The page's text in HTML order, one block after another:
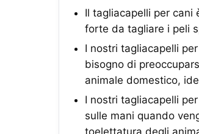
Il tagliacapelli per cani
forte da tagliare i peli
I nostri tagliacapelli
bisogno di
animale domestico,
I nostri tagliacapelli
sulle mani quando
toelettatura degli